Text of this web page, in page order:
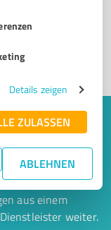
Details zeigen
ZULASSEN
ABLEHNEN
und E-
in Ihrer
aus einem
weiter.